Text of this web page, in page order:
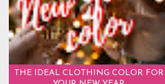
THE IDEAL CLOTHING COLOR FOR